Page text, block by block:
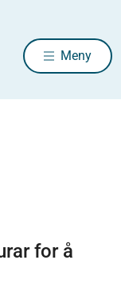
Meny
for å